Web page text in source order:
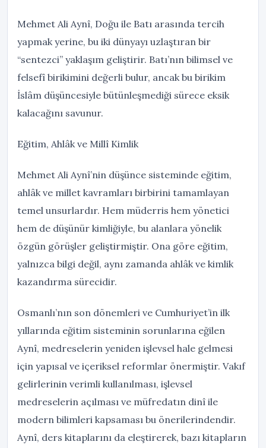
Mehmet Ali Aynî, Doğu ile Batı arasında tercih
yapmak yerine, bu iki dünyayı uzlaştıran bir
“sentezci” yaklaşım geliştirir. Batı’nın bilimsel ve
felsefî birikimini değerli bulur, ancak bu birikim
İslâm düşüncesiyle bütünleşmediği sürece eksik
kalacağını savunur.
Eğitim, Ahlâk ve Millî Kimlik
Mehmet Ali Aynî’nin düşünce sisteminde eğitim,
ahlâk ve millet kavramları birbirini tamamlayan
temel unsurlardır. Hem müderris hem yönetici
hem de düşünür kimliğiyle, bu alanlara yönelik
özgün görüşler geliştirmiştir. Ona göre eğitim,
yalnızca bilgi değil, aynı zamanda ahlâk ve kimlik
kazandırma sürecidir.
Osmanlı’nın son dönemleri ve Cumhuriyet’in ilk
yıllarında eğitim sisteminin sorunlarına eğilen
Aynî, medreselerin yeniden işlevsel hale gelmesi
için yapısal ve içeriksel reformlar önermiştir. Vakıf
gelirlerinin verimli kullanılması, işlevsel
medreselerin açılması ve müfredatın dinî ile
modern bilimleri kapsaması bu önerilerindendir.
Aynî, ders kitaplarını da eleştirerek, bazı kitapların